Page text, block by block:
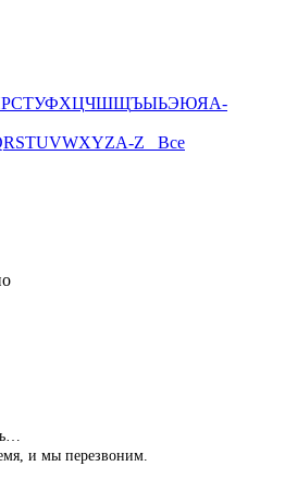
РСТУФХЦЧШЩЪЫЬЭЮЯА-
RSTUVWXYZA-Z Все
и мы перезвоним.